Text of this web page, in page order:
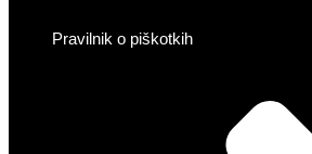
Pravilnik o piškotkih